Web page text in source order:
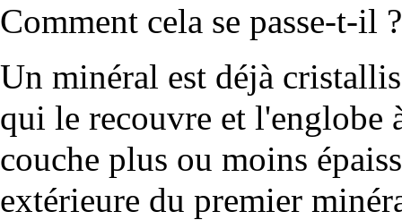
Comment cela se passe-t-il ?
Un minéral est déjà
qui le recouvre et l'englobe
couche plus ou moins
extérieure du premier